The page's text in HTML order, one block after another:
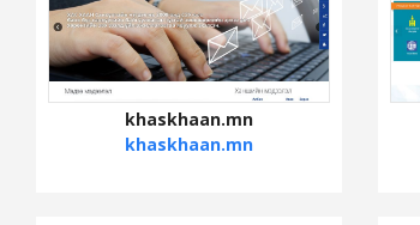
khaskhaan.mn
khaskhaan.mn